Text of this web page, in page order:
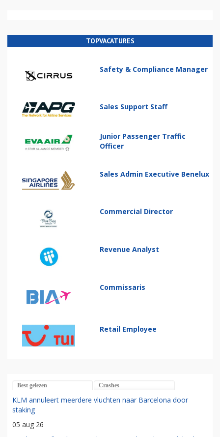
TOPVACATURES
Safety & Compliance Manager
Sales Support Staff
Junior Passenger Traffic
Officer
Sales Admin Executive Benelux
Commercial Director
Revenue Analyst
Commissaris
Retail Employee
Best gelezen Crashes
KLM annuleert meerdere vluchten naar Barcelona door
staking
05 aug 26